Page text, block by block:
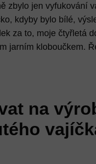
zbylo jen vyfukování
kdyby bylo bílé,
za to, moje čtyřletá
jarním kloboučkem.
na